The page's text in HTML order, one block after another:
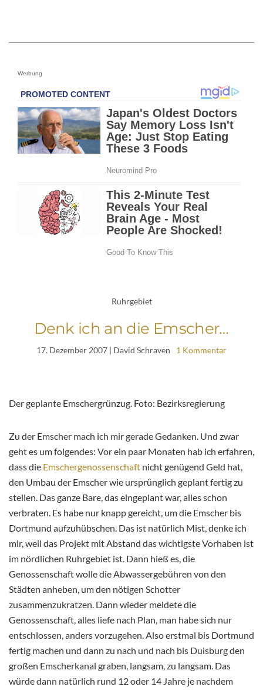
Werbung
Ruhrgebiet
Denk ich an die Emscher…
17. Dezember 2007 | David Schraven 1 Kommentar
Der geplante Emschergrünzug. Foto: Bezirksregierung
Zu der Emscher mach ich mir gerade Gedanken. Und zwar
geht es um folgendes: Vor ein paar Monaten hab ich erfahren,
dass die Emschergenossenschaft nicht genügend Geld hat,
den Umbau der Emscher wie ursprünglich geplant fertig zu
stellen. Das ganze Bare, das eingeplant war, alles schon
verbraten. Es habe nur knapp gereicht, um die Emscher bis
Dortmund aufzuhübschen. Das ist natürlich Mist, denke ich
mir, weil das Projekt mit Abstand das wichtigste Vorhaben ist
im nördlichen Ruhrgebiet ist. Dann hieß es, die
Genossenschaft wolle die Abwassergebühren von den
Städten anheben, um den nötigen Schotter
zusammenzukratzen. Dann wieder meldete die
Genossenschaft, alles liefe nach Plan, man habe sich nur
entschlossen, anders vorzugehen. Also erstmal bis Dortmund
fertig machen und dann zu nach und nach bis Duisburg den
großen Emscherkanal graben, langsam, zu langsam. Das
würde dann natürlich rund 12 oder 14 Jahre je nachdem